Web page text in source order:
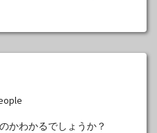
かわかるでしょうか？